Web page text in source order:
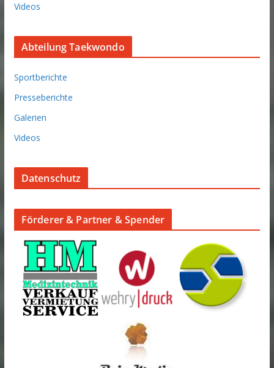
Videos
Abteilung Taekwondo
Sportberichte
Presseberichte
Galerien
Videos
Datenschutz
Förderer & Partner & Spender